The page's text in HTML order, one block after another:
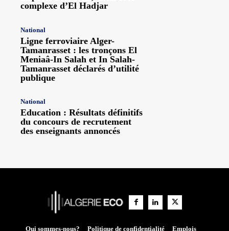
complexe d’El Hadjar
National
Ligne ferroviaire Alger-
Tamanrasset : les tronçons El
Meniaâ-In Salah et In Salah-
Tamanrasset déclarés d’utilité
publique
National
Education : Résultats définitifs
du concours de recrutement
des enseignants annoncés
Qui sommes-nous? Politique de confidentialité Emplois